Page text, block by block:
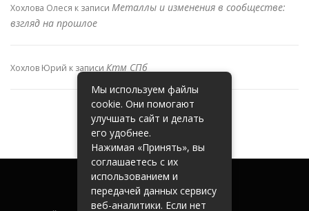
Хохлова Олеся к записи Металлы и изменения в сообществе:
взгляд на прошлое
Хохлов Юрий к записи Ктм СПб
Мы используем файлы
cookie. Они помогают
улучшать сайт и делать
его удобнее.
Нажимая «Принять», вы
соглашаетесь с их
использованием и
передачей данных сервису
веб-аналитики. Если нет